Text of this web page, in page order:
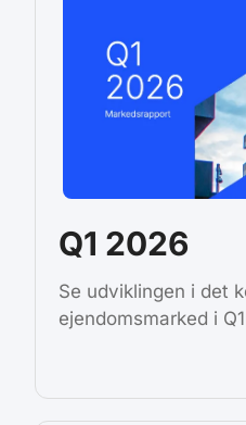
Q1 2026
Se udviklingen i det
ejendomsmarked i